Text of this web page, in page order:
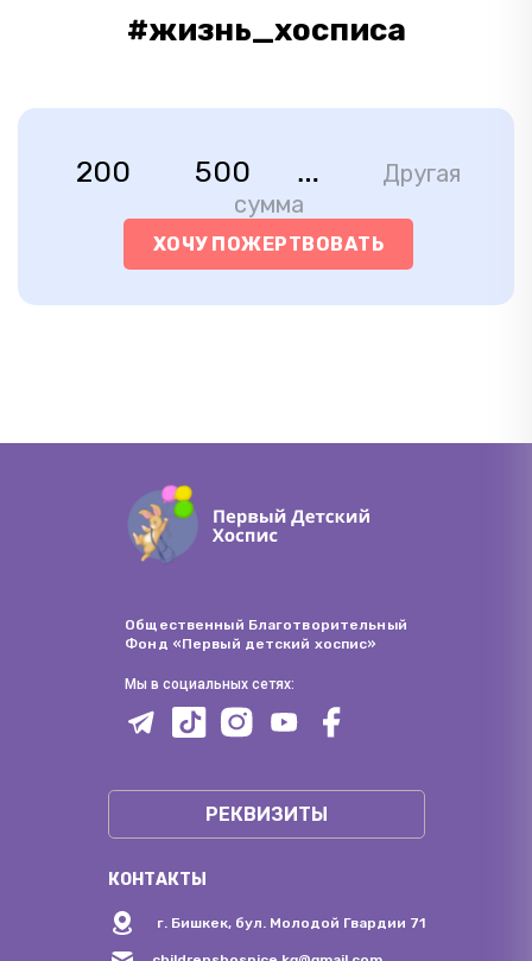
#жизнь_хосписа
200 500
Другая
сумма
ХОЧУ ПОЖЕРТВОВАТЬ
Общественный Благотворительный
Фонд «Первый детский хоспис»
Мы в социальных сетях:
РЕКВИЗИТЫ
КОНТАКТЫ
г. Бишкек, бул. Молодой Гвардии 71